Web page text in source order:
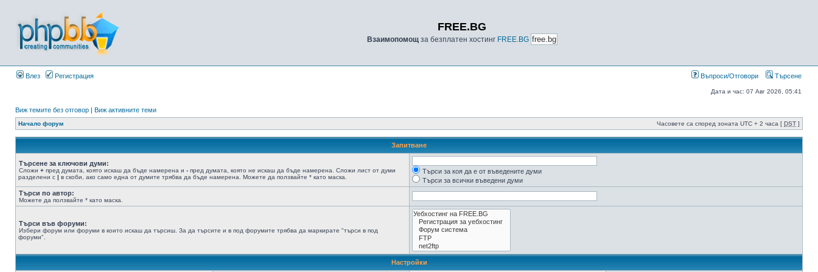
FREE.BG
Взаимопомощза безплатен хостинг FREE.BG
Влез Регистрация Въпроси/Отговори Търсене
Дата и час: 07 Авг 2026, 05:41
Виж темите без отговор | Виж активните теми
Начало форум Часовете са според зоната UTC + 2 часа [ DST ]
Запитване
Търсене за ключови думи:
Сложи + пред думата, която искаш да бъде намерена и - пред думата, която не искаш да бъде намерена. Сложи лист от думи
разделени с | в скоби, ако само една от думите трябва да бъде намерена. Можете да ползвайте * като маска.
Търси за коя да е от въведените думи
Търси за всички въведени думи
Търси по автор:
Можете да ползвайте * като маска.
Търси във форуми:
Избери форум или форуми в които искаш да търсиш. За да търсите и в под форумите трябва да маркирате "търси в под
форуми".
Настройки